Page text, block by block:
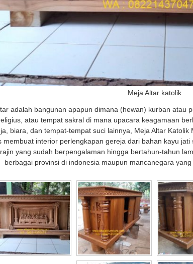
Meja Altar katolik
adalah bangunan apapun dimana (hewan) kurban atau
atau tempat sakral di mana upacara keagamaan
biara, dan tempat-tempat suci lainnya, Meja Altar
membuat interior perlengkapan gereja dari bahan kayu
yang sudah berpengalaman hingga bertahun-tahun
berbagai provinsi di indonesia maupun mancanegara